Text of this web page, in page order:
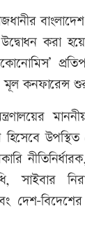
বাংলাদেশ-
করা
মূল কনফারেন্স
হিসেবে
নীতিনির্ধারক,
সাইবার
দেশ-